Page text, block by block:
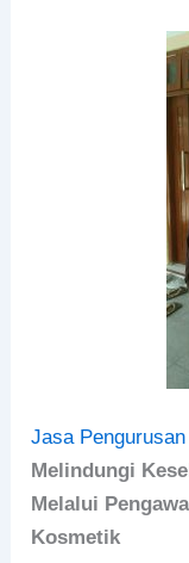
Jasa
Melindungi
Melalui
Kosmetik